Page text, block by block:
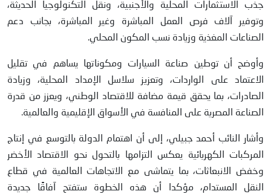
جذب الاستثمارات المحلية والأجنبية، ونقل التكنولوجيا الحديثة،
وتوفير آلاف فرص العمل المباشرة وغير المباشرة، بجانب دعم
الصناعات المغذية وزيادة نسب المكون المحلي.
وأوضح أن توطين صناعة السيارات ومكوناتها يساهم في تقليل
الاعتماد على الواردات، وتعزيز سلاسل الإمداد المحلية، وزيادة
الصادرات، بما يحقق قيمة مضافة للاقتصاد الوطني، ويعزز من قدرة
الصناعة المصرية على المنافسة في الأسواق الإقليمية والعالمية.
وأشار النائب أحمد جبيلي، إلى أن اهتمام الدولة بالتوسع في إنتاج
المركبات الكهربائية يعكس التزامها بالتحول نحو الاقتصاد الأخضر
وخفض الانبعاثات، بما يتماشى مع الاتجاهات العالمية في قطاع
النقل المستدام، مؤكدا أن هذه الخطوة ستفتح آفاقًا جديدة